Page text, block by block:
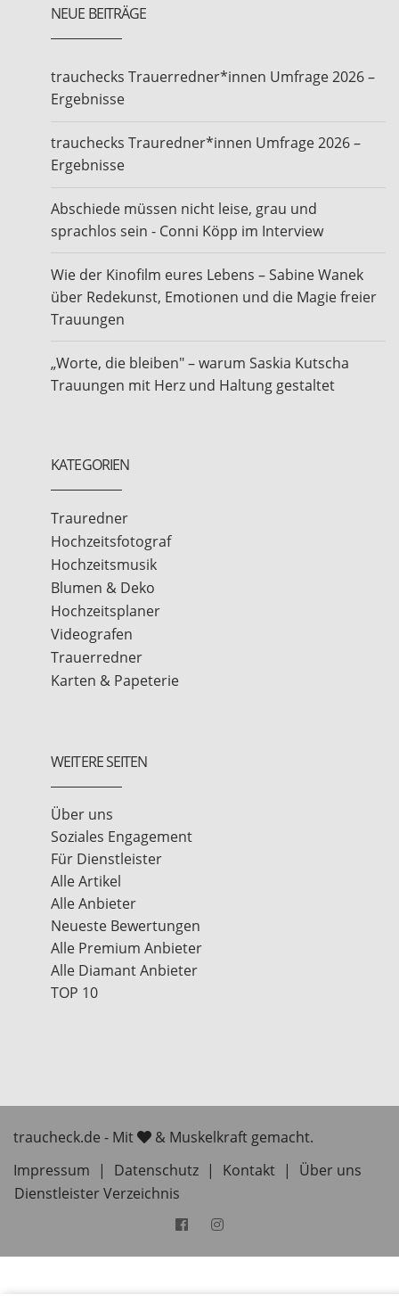
NEUE BEITRÄGE
trauchecks Trauerredner*innen Umfrage 2026 –
Ergebnisse
trauchecks Trauredner*innen Umfrage 2026 –
Ergebnisse
Abschiede müssen nicht leise, grau und
sprachlos sein - Conni Köpp im Interview
Wie der Kinofilm eures Lebens – Sabine Wanek
über Redekunst, Emotionen und die Magie freier
Trauungen
„Worte, die bleiben" – warum Saskia Kutscha
Trauungen mit Herz und Haltung gestaltet
KATEGORIEN
Trauredner
Hochzeitsfotograf
Hochzeitsmusik
Blumen & Deko
Hochzeitsplaner
Videografen
Trauerredner
Karten & Papeterie
WEITERE SEITEN
Über uns
Soziales Engagement
Für Dienstleister
Alle Artikel
Alle Anbieter
Neueste Bewertungen
Alle Premium Anbieter
Alle Diamant Anbieter
TOP 10
traucheck.de - Mit
& Muskelkraft gemacht.
Impressum
| Datenschutz | Kontakt |
Über uns
Dienstleister Verzeichnis